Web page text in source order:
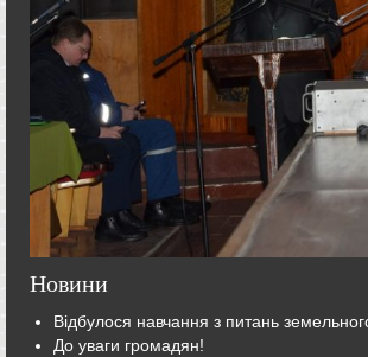
Новини
Відбулося навчання з питань
До уваги громадян!